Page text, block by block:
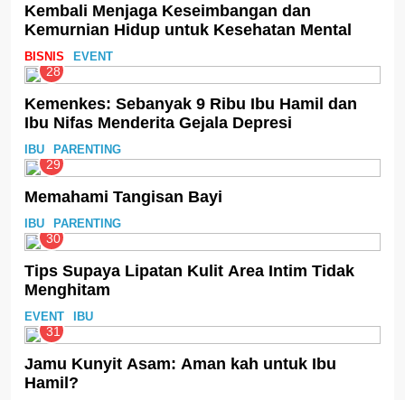
Kembali Menjaga Keseimbangan dan
Kemurnian Hidup untuk Kesehatan Mental
BISNIS EVENT
28
Kemenkes: Sebanyak 9 Ribu Ibu Hamil dan
Ibu Nifas Menderita Gejala Depresi
IBU PARENTING
29
Memahami Tangisan Bayi
IBU PARENTING
30
Tips Supaya Lipatan Kulit Area Intim Tidak
Menghitam
EVENT IBU
31
Jamu Kunyit Asam: Aman kah untuk Ibu
Hamil?